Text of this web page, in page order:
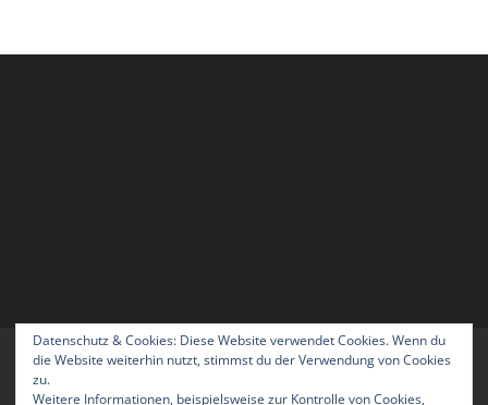
Home Blog Über uns
Kontakt
Datenschutz & Cookies: Diese Website verwendet Cookies. Wenn du
die Website weiterhin nutzt, stimmst du der Verwendung von Cookies
zu.
Weitere Informationen, beispielsweise zur Kontrolle von Cookies,